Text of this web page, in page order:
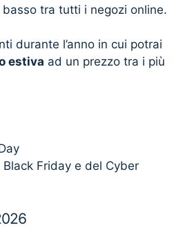
tra tutti i negozi online.
durante l’anno in cui potrai
estiva ad un prezzo tra i più
Friday e del Cyber